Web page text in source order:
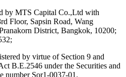
by MTS Capital Co.,Ltd with
Floor, Sapsin Road, Wang
District, Bangkok, 10200;
by virtue of Section 9 and
B.E.2546 under the Securities and
number Sor1-0037-01.